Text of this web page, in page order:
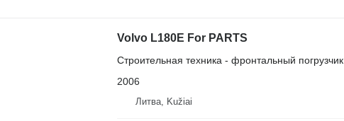
Volvo L180E For PARTS
Строительная техника - фронтальный погрузчик
2006
Литва, Kužiai